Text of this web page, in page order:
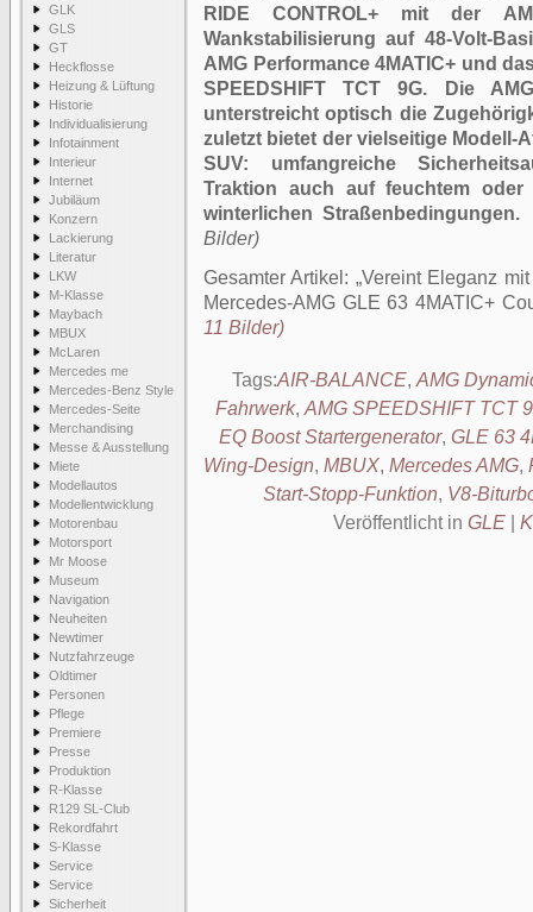
GLK
GLS
GT
Heckflosse
Heizung & Lüftung
Historie
Individualisierung
Infotainment
Interieur
Internet
Jubiläum
Konzern
Lackierung
Literatur
LKW
M-Klasse
Maybach
MBUX
McLaren
Mercedes me
Mercedes-Benz Style
Mercedes-Seite
Merchandising
Messe & Ausstellung
Miete
Modellautos
Modellentwicklung
Motorenbau
Motorsport
Mr Moose
Museum
Navigation
Neuheiten
Newtimer
Nutzfahrzeuge
Oldtimer
Personen
Pflege
Premiere
Presse
Produktion
R-Klasse
R129 SL-Club
Rekordfahrt
S-Klasse
Service
Service
Sicherheit
RIDE CONTROL+ mit der
Wankstabilisierung auf 48-Volt-
AMG Performance 4MATIC+ und
SPEEDSHIFT TCT 9G. Die
unterstreicht optisch die
zuletzt bietet der vielseitige Modell-
SUV: umfangreiche
Traktion auch auf feuchtem
winterlichen Straßenbedingungen.
Bilder)
Gesamter Artikel:
Vereint Eleganz
Mercedes-AMG GLE 63 4MATIC+
11 Bilder)
Tags:AIR-BALANCE, AMG
Fahrwerk, AMG SPEEDSHIFT TCT
EQ Boost Startergenerator, GLE 63
Wing-Design, MBUX, Mercedes AMG,
Start-Stopp-Funktion, V8-
Veröffentlicht in GLE|